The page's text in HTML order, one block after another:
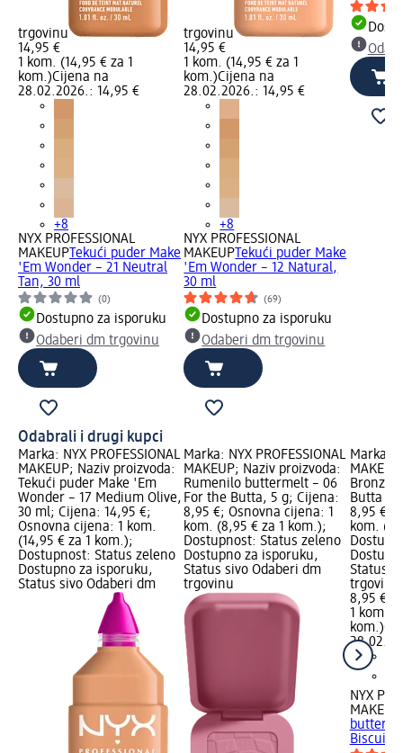
trgovinu
14,95 €
1 kom. (14,95 € za 1
kom.)Cijena na
28.02.2026.: 14,95 €
+8
NYX PROFESSIONAL
MAKEUPTekući puder Make
'Em Wonder – 21 Neutral
Tan, 30 ml
(0)
Dostupno za isporuku
Odaberi dm trgovinu
trgovinu
14,95 €
1 kom. (14,95 € za 1
kom.)Cijena na
28.02.2026.: 14,95 €
+8
NYX PROFESSIONAL
MAKEUPTekući puder Make
'Em Wonder – 12 Natural,
30 ml
(69)
Dostupno za isporuku
Odaberi dm trgovinu
Odabrali i drugi kupci
Marka: NYX PROFESSIONAL
MAKEUP; Naziv proizvoda:
Tekući puder Make 'Em
Wonder – 17 Medium Olive,
30 ml; Cijena: 14,95 €;
Osnovna cijena: 1 kom.
(14,95 € za 1 kom.);
Dostupnost: Status zeleno
Dostupno za isporuku,
Status sivo Odaberi dm
Marka: NYX PROFESSIONAL
MAKEUP; Naziv proizvoda:
Rumenilo buttermelt – 06
For the Butta, 5 g; Cijena:
8,95 €; Osnovna cijena: 1
kom. (8,95 € za 1 kom.);
Dostupnost: Status zeleno
Dostupno za isporuku,
Status sivo Odaberi dm
trgovinu
Marka:
Bronzer
Butta
8,95 €;
kom.
Status
trgovinu
8,95 €
1 kom.
kom.)
NYX
MAKEUP
Biscuit,